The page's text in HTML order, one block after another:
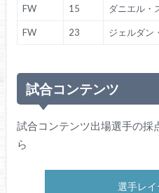
FW 15 ダニエル・
FW 23 ジェルダン
試合コンテンツ
試合コンテンツ出場選手の採
ら
選手レ